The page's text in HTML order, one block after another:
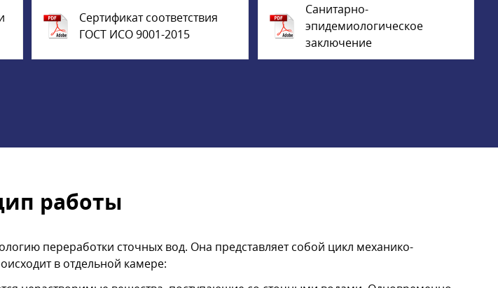
Сертификат соответствия
ГОСТ ИСО 9001-2015
Санитарно-
эпидемиологическое
заключение
работы
переработки сточных вод. Она представляет собой цикл механико-
в отдельной камере: